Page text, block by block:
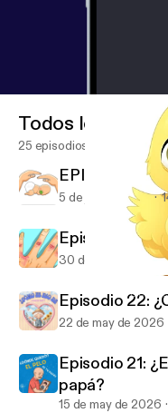
Sam y el
Todos los
25 episodios
EPISODIO
5 de jun de 2026
Episodio 23:
30 de may de 2026
Episodio 22:
22 de may de 2026
Episodio 21:
papá?
15 de may de 2026